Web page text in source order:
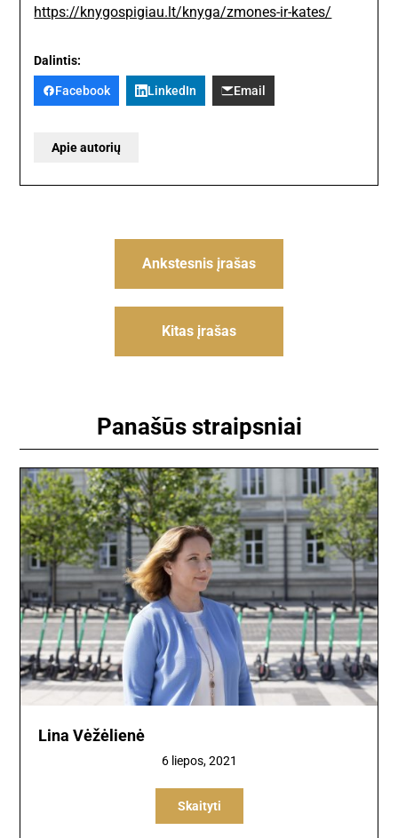
https://knygospigiau.lt/knyga/zmones-ir-kates/
Dalintis:
Facebook LinkedIn Email
Apie autorių
Navigacija
Ankstesnis įrašas
Kitas įrašas
Panašūs straipsniai
Lina Vėžėlienė
6 liepos, 2021
Skaityti